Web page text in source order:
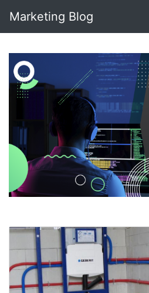
Marketing Blog